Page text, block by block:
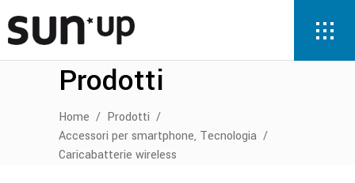
Prodotti
Home / Prodotti /
Accessori per smartphone, Tecnologia /
Caricabatterie wireless